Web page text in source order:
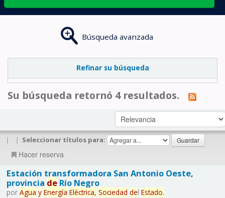
Búsqueda avanzada
Refinar su búsqueda
Su búsqueda retornó 4 resultados.
| | Seleccionar títulos para:
Hacer reserva
Estación transformadora San Antonio Oeste,
provincia deRío Negro
por Agua y Energía Eléctrica, Sociedad del Estado.